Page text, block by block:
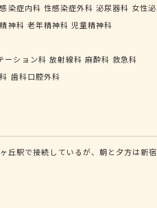
染症内科 性感染症外科 泌尿器科 女性
神科 老年精神科 児童精神科
ーション科 放射線科 麻酔科 救急科
歯科口腔外科
丘駅で接続しているが、朝と夕方は